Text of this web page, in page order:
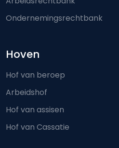
Ondernemingsrechtbank
Hoven
Hof van beroep
Arbeidshof
Hof van assisen
Hof van Cassatie